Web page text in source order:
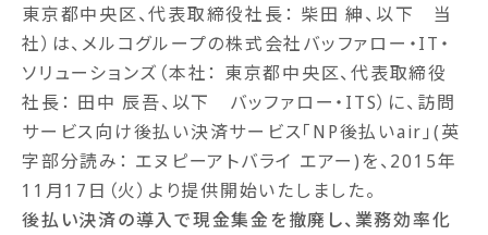
東京都中央区、代表取締役社長： 柴田 紳、以下 当
社）は、メルコグループの株式会社バッファロー・IT・
ソリューションズ（本社： 東京都中央区、代表取締役
社長： 田中 辰吾、以下 バッファロー・ITS）に、訪問
サービス向け後払い決済サービス「NP後払いair」(英
字部分読み： エヌピーアトバライ エアー)を、2015年
11月17日（火）より提供開始いたしました。
後払い決済の導入で現金集金を撤廃し、業務効率化